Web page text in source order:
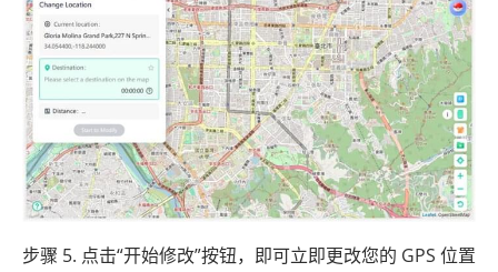
步骤 5. 点击“开始修改”按钮，即可立即更改您的 GPS 位置